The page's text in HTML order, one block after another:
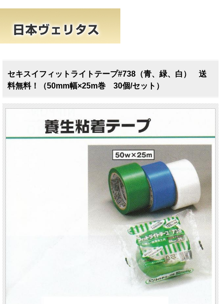
セキスイフィットライトテープ#738（青、緑、白） 送
料無料！（50mm幅×25m巻 30個/セット）